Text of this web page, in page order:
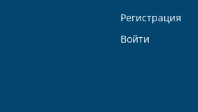
Регистрация
Войти